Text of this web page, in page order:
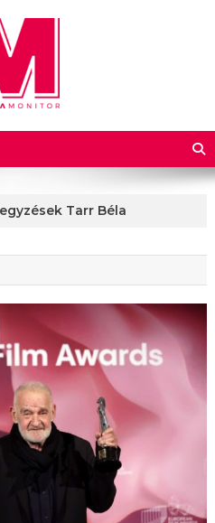
Tarr Béla